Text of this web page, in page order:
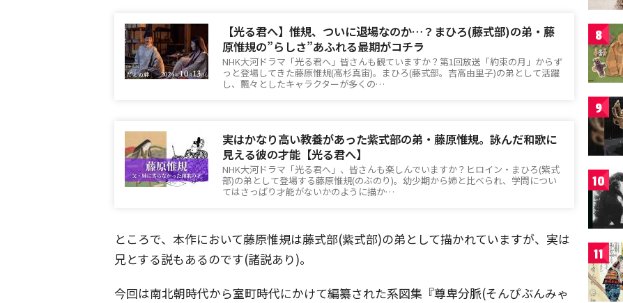
【光る君へ】惟規、ついに退場なのか…？まひろ(藤式部)の弟・藤
原惟規の”らしさ”あふれる最期がコチラ
NHK大河ドラマ「光る君へ」皆さんも観ていますか？第1回放送「約束の月」からず
っと登場してきた藤原惟規(高杉真宙)。まひろ(藤式部。吉高由里子)の弟として活躍
し、飄々としたキャラクターが多くの…
実はかなり高い教養があった紫式部の弟・藤原惟規。詠んだ和歌に
見える彼の才能【光る君へ】
NHK大河ドラマ「光る君へ」、皆さんも楽しんでいますか？ヒロイン・まひろ(紫式
部)の弟として登場する藤原惟規(のぶのり)。幼少期から姉と比べられ、学問につい
てはさっぱり才能がないかのように描か…
ところで、本作において藤原惟規は藤式部(紫式部)の弟として描かれていますが、実は
兄とする説もあるのです(諸説あり)。
今回は南北朝時代から室町時代にかけて編纂された系図集『尊卑分脈(そんぴぶんみゃ
8
9
10
11